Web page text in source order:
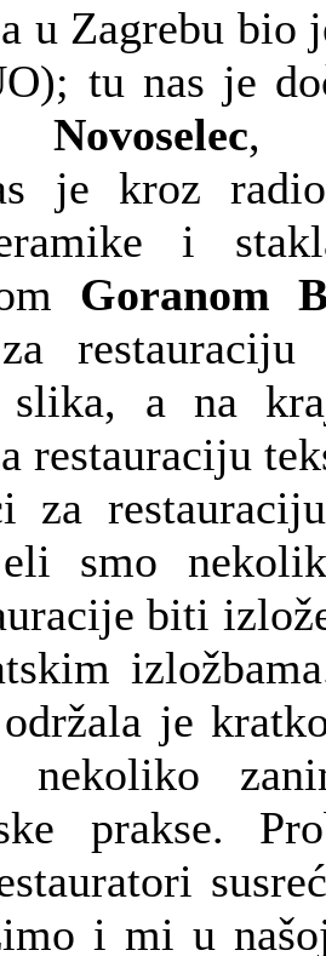
u Zagrebu bio
tu nas je
Novoselec,
je kroz
i
Goranom
slika, a na
restauraciju
za
smo
biti
je
nekoliko
prakse.
i mi u